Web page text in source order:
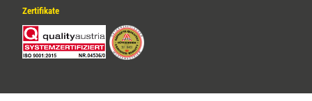
Zertifikate